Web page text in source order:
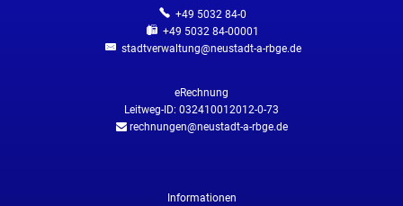
+49 5032 84-0
+49 5032 84-00001
stadtverwaltung@neustadt-a-rbge.de
eRechnung
Leitweg-ID: 032410012012-0-73
rechnungen@neustadt-a-rbge.de
Informationen